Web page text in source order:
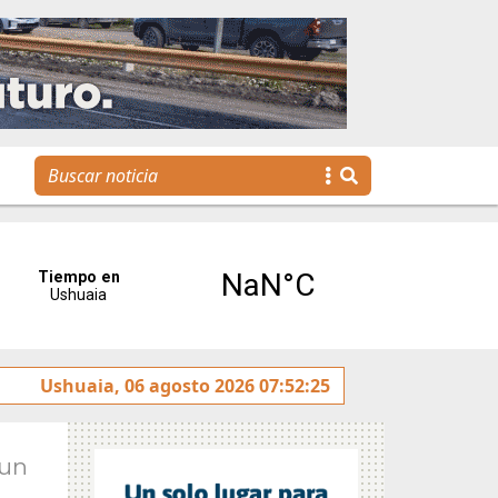
Tierra del Fuego presentó la Plataforma
Ushuaia, 06 agosto 2026 07:52:25